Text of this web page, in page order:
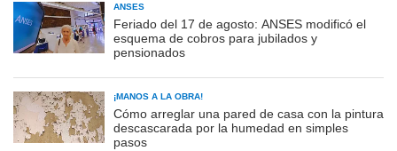
ANSES
Feriado del 17 de agosto: ANSES modificó el
esquema de cobros para jubilados y
pensionados
¡MANOS A LA OBRA!
Cómo arreglar una pared de casa con la pintura
descascarada por la humedad en simples
pasos